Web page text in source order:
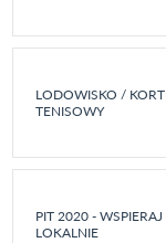
LODOWISKO / KORT
TENISOWY
PIT 2020 - WSPIERAJ
LOKALNIE